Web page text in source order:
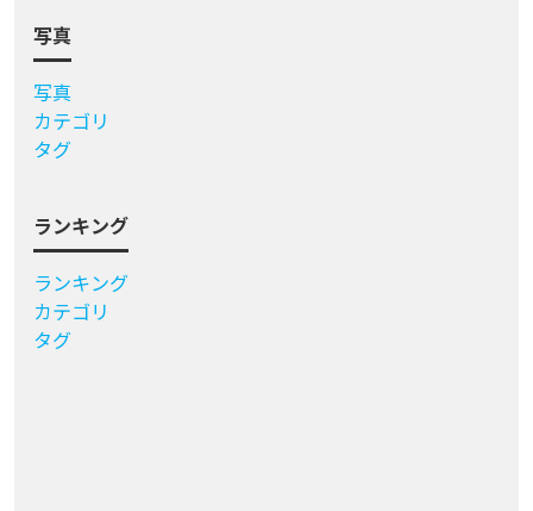
写真
写真
カテゴリ
タグ
ランキング
ランキング
カテゴリ
タグ